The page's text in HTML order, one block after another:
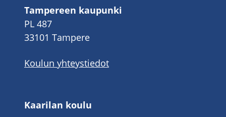
Tampereen kaupunki
PL 487
33101 Tampere
Koulun yhteystiedot
Kaarilan koulu